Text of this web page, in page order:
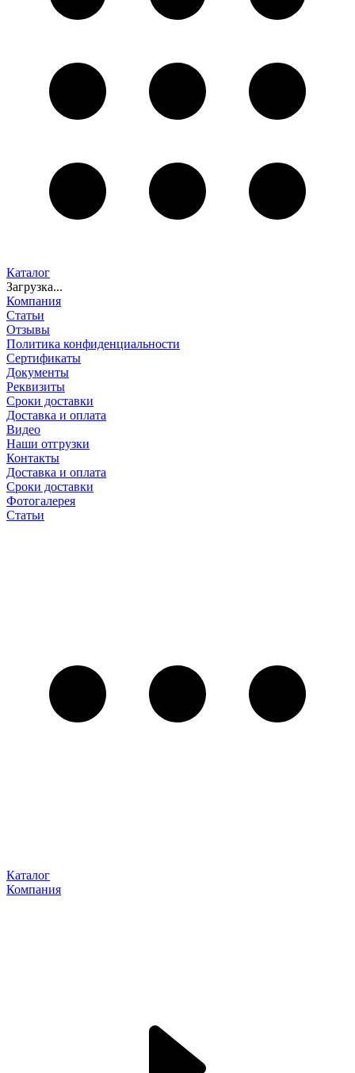
Каталог
Загрузка...
Компания
Статьи
Отзывы
Политика конфиденциальности
Сертификаты
Документы
Реквизиты
Сроки доставки
Доставка и оплата
Видео
Наши отгрузки
Контакты
Доставка и оплата
Сроки доставки
Фотогалерея
Статьи
Каталог
Компания